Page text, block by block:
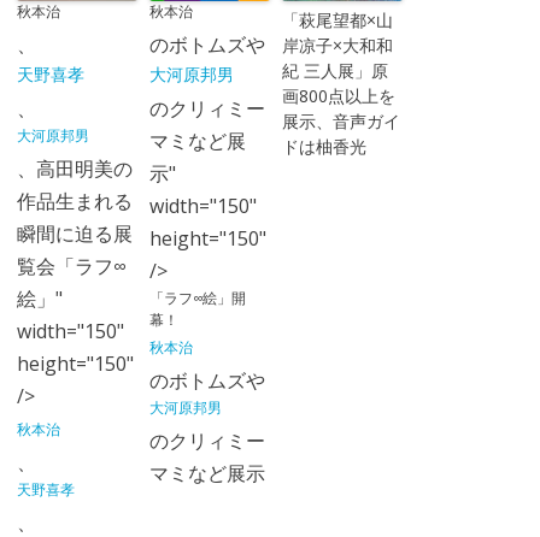
秋本治
、
天野喜孝
、
大河原邦男
、高田明美の
作品生まれる
瞬間に迫る展
覧会「ラフ∞
絵」"
width="150"
height="150"
/>
秋本治
、
天野喜孝
、
秋本治
のボトムズや
大河原邦男
のクリィミー
マミなど展
示"
width="150"
height="150"
/>
「ラフ∞絵」開
幕！
秋本治
のボトムズや
大河原邦男
のクリィミー
マミなど展示
「萩尾望都×山
岸凉子×大和和
紀 三人展」原
画800点以上を
展示、音声ガイ
ドは柚香光